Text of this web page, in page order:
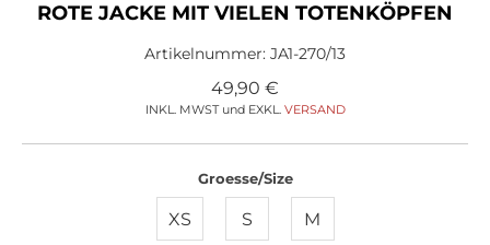
ROTE JACKE MIT VIELEN TOTENKÖPFEN
Artikelnummer: JA1-270/13
49,90 €
INKL. MWST und EXKL. VERSAND
Groesse/Size
XS S M